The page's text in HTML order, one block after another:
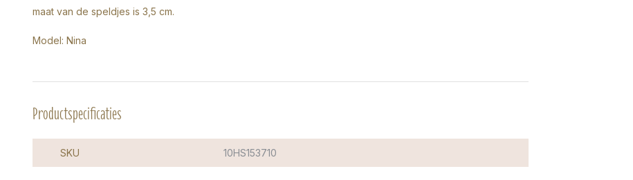
maat van de speldjes is 3,5 cm.
Model: Nina
Productspecificaties
SKU 10HS153710